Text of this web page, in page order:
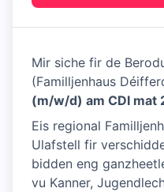
Mir siche fir de
(Familljenhaus
(m/w/d) am CDI mat
Eis regional
Ulafstell fir
bidden eng
vu Kanner,